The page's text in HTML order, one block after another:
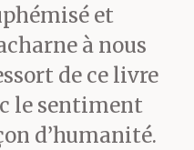
et
à nous
de ce livre
le sentiment
d’humanité.